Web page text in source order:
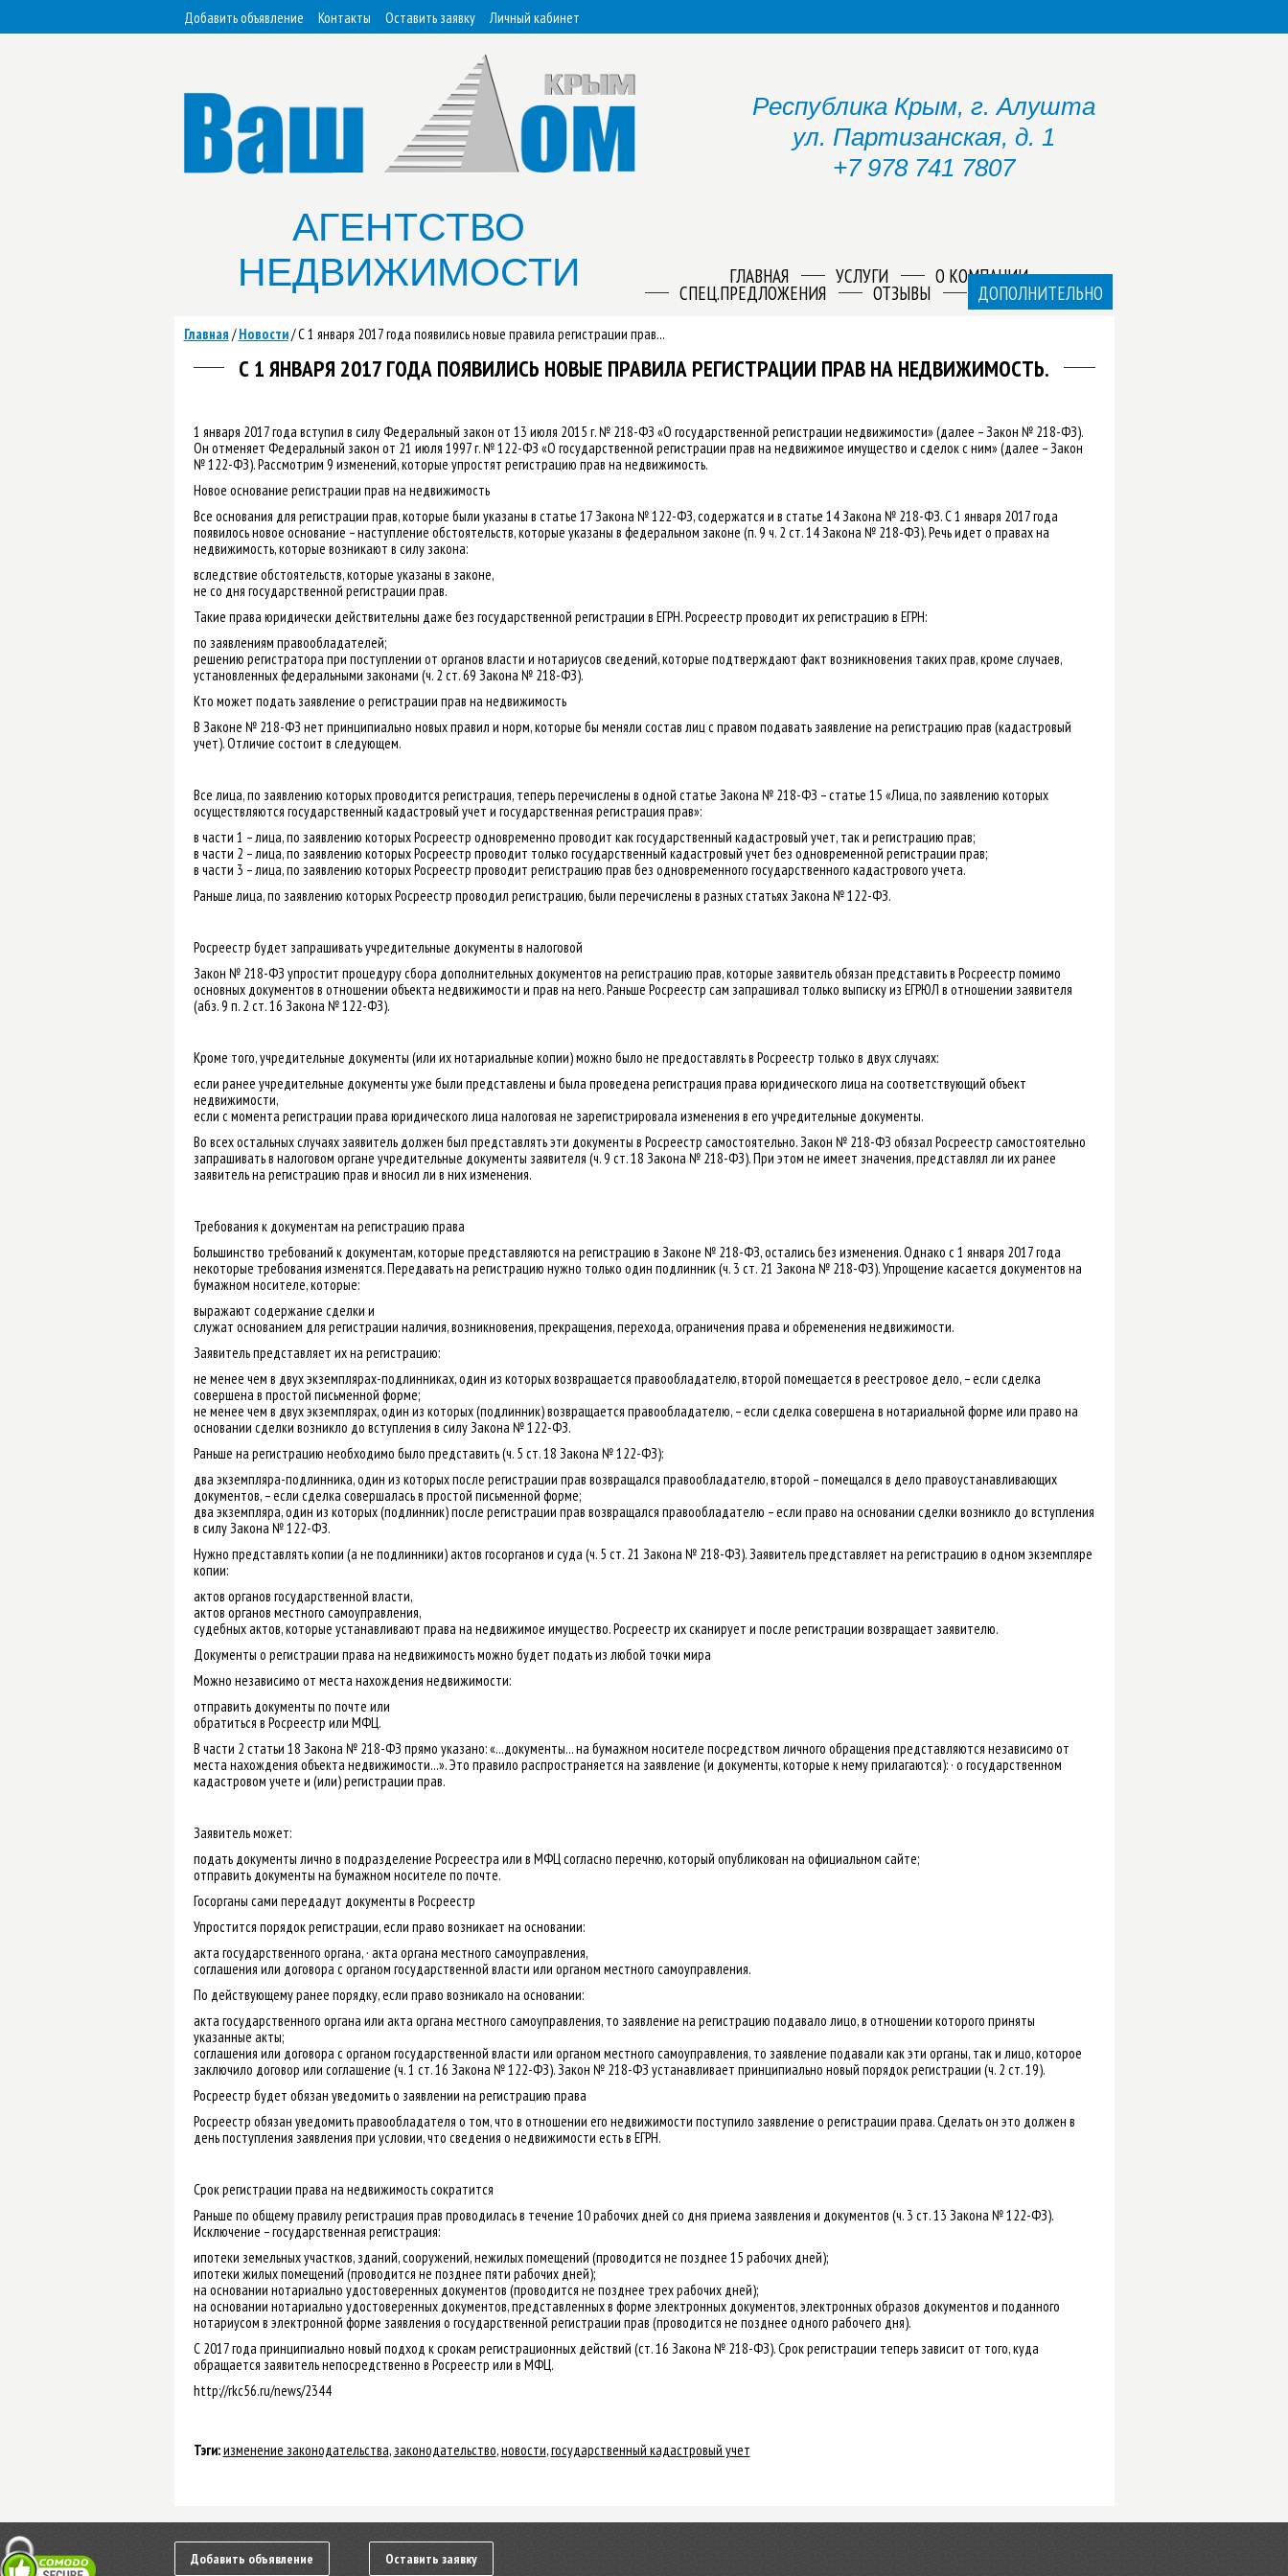
Добавить объявление Контакты Оставить заявку Личный кабинет
АГЕНТСТВО
НЕДВИЖИМОСТИ
Республика Крым, г. Алушта
ул. Партизанская, д. 1
+7 978 741 7807
ГЛАВНАЯ УСЛУГИ О КОМПАНИИ
СПЕЦ.ПРЕДЛОЖЕНИЯ ОТЗЫВЫ ДОПОЛНИТЕЛЬНО
Главная /Новости/С 1 января 2017 года появились новые правила регистрации прав...
С 1 ЯНВАРЯ 2017 ГОДА ПОЯВИЛИСЬ НОВЫЕ ПРАВИЛА РЕГИСТРАЦИИ ПРАВ НА НЕДВИЖИМОСТЬ.
1 января 2017 года вступил в силу Федеральный закон от 13 июля 2015 г. № 218-ФЗ «О государственной регистрации недвижимости» (далее – Закон № 218-ФЗ).
Он отменяет Федеральный закон от 21 июля 1997 г. № 122-ФЗ «О государственной регистрации прав на недвижимое имущество и сделок с ним» (далее – Закон
№ 122-ФЗ). Рассмотрим 9 изменений, которые упростят регистрацию прав на недвижимость.
Новое основание регистрации прав на недвижимость
Все основания для регистрации прав, которые были указаны в статье 17 Закона № 122-ФЗ, содержатся и в статье 14 Закона № 218-ФЗ. С 1 января 2017 года
появилось новое основание – наступление обстоятельств, которые указаны в федеральном законе (п. 9 ч. 2 ст. 14 Закона № 218-ФЗ). Речь идет о правах на
недвижимость, которые возникают в силу закона:
вследствие обстоятельств, которые указаны в законе,
не со дня государственной регистрации прав.
Такие права юридически действительны даже без государственной регистрации в ЕГРН. Росреестр проводит их регистрацию в ЕГРН:
по заявлениям правообладателей;
решению регистратора при поступлении от органов власти и нотариусов сведений, которые подтверждают факт возникновения таких прав, кроме случаев,
установленных федеральными законами (ч. 2 ст. 69 Закона № 218-ФЗ).
Кто может подать заявление о регистрации прав на недвижимость
В Законе № 218-ФЗ нет принципиально новых правил и норм, которые бы меняли состав лиц с правом подавать заявление на регистрацию прав (кадастровый
учет). Отличие состоит в следующем.
Все лица, по заявлению которых проводится регистрация, теперь перечислены в одной статье Закона № 218-ФЗ – статье 15 «Лица, по заявлению которых
осуществляются государственный кадастровый учет и государственная регистрация прав»:
в части 1 – лица, по заявлению которых Росреестр одновременно проводит как государственный кадастровый учет, так и регистрацию прав;
в части 2 – лица, по заявлению которых Росреестр проводит только государственный кадастровый учет без одновременной регистрации прав;
в части 3 – лица, по заявлению которых Росреестр проводит регистрацию прав без одновременного государственного кадастрового учета.
Раньше лица, по заявлению которых Росреестр проводил регистрацию, были перечислены в разных статьях Закона № 122-ФЗ.
Росреестр будет запрашивать учредительные документы в налоговой
Закон № 218-ФЗ упростит процедуру сбора дополнительных документов на регистрацию прав, которые заявитель обязан представить в Росреестр помимо
основных документов в отношении объекта недвижимости и прав на него. Раньше Росреестр сам запрашивал только выписку из ЕГРЮЛ в отношении заявителя
(абз. 9 п. 2 ст. 16 Закона № 122-ФЗ).
Кроме того, учредительные документы (или их нотариальные копии) можно было не предоставлять в Росреестр только в двух случаях:
если ранее учредительные документы уже были представлены и была проведена регистрация права юридического лица на соответствующий объект
недвижимости,
если с момента регистрации права юридического лица налоговая не зарегистрировала изменения в его учредительные документы.
Во всех остальных случаях заявитель должен был представлять эти документы в Росреестр самостоятельно. Закон № 218-ФЗ обязал Росреестр самостоятельно
запрашивать в налоговом органе учредительные документы заявителя (ч. 9 ст. 18 Закона № 218-ФЗ). При этом не имеет значения, представлял ли их ранее
заявитель на регистрацию прав и вносил ли в них изменения.
Требования к документам на регистрацию права
Большинство требований к документам, которые представляются на регистрацию в Законе № 218-ФЗ, остались без изменения. Однако с 1 января 2017 года
некоторые требования изменятся. Передавать на регистрацию нужно только один подлинник (ч. 3 ст. 21 Закона № 218-ФЗ). Упрощение касается документов на
бумажном носителе, которые:
выражают содержание сделки и
служат основанием для регистрации наличия, возникновения, прекращения, перехода, ограничения права и обременения недвижимости.
Заявитель представляет их на регистрацию:
не менее чем в двух экземплярах-подлинниках, один из которых возвращается правообладателю, второй помещается в реестровое дело, – если сделка
совершена в простой письменной форме;
не менее чем в двух экземплярах, один из которых (подлинник) возвращается правообладателю, – если сделка совершена в нотариальной форме или право на
основании сделки возникло до вступления в силу Закона № 122-ФЗ.
Раньше на регистрацию необходимо было представить (ч. 5 ст. 18 Закона № 122-ФЗ):
два экземпляра-подлинника, один из которых после регистрации прав возвращался правообладателю, второй – помещался в дело правоустанавливающих
документов, – если сделка совершалась в простой письменной форме;
два экземпляра, один из которых (подлинник) после регистрации прав возвращался правообладателю – если право на основании сделки возникло до вступления
в силу Закона № 122-ФЗ.
Нужно представлять копии (а не подлинники) актов госорганов и суда (ч. 5 ст. 21 Закона № 218-ФЗ). Заявитель представляет на регистрацию в одном экземпляре
копии:
актов органов государственной власти,
актов органов местного самоуправления,
судебных актов, которые устанавливают права на недвижимое имущество. Росреестр их сканирует и после регистрации возвращает заявителю.
Документы о регистрации права на недвижимость можно будет подать из любой точки мира
Можно независимо от места нахождения недвижимости:
отправить документы по почте или
обратиться в Росреестр или МФЦ.
В части 2 статьи 18 Закона № 218-ФЗ прямо указано: «...документы... на бумажном носителе посредством личного обращения представляются независимо от
места нахождения объекта недвижимости...». Это правило распространяется на заявление (и документы, которые к нему прилагаются): · о государственном
кадастровом учете и (или) регистрации прав.
Заявитель может:
подать документы лично в подразделение Росреестра или в МФЦ согласно перечню, который опубликован на официальном сайте;
отправить документы на бумажном носителе по почте.
Госорганы сами передадут документы в Росреестр
Упростится порядок регистрации, если право возникает на основании:
акта государственного органа, · акта органа местного самоуправления,
соглашения или договора с органом государственной власти или органом местного самоуправления.
По действующему ранее порядку, если право возникало на основании:
акта государственного органа или акта органа местного самоуправления, то заявление на регистрацию подавало лицо, в отношении которого приняты
указанные акты;
соглашения или договора с органом государственной власти или органом местного самоуправления, то заявление подавали как эти органы, так и лицо, которое
заключило договор или соглашение (ч. 1 ст. 16 Закона № 122-ФЗ). Закон № 218-ФЗ устанавливает принципиально новый порядок регистрации (ч. 2 ст. 19).
Росреестр будет обязан уведомить о заявлении на регистрацию права
Росреестр обязан уведомить правообладателя о том, что в отношении его недвижимости поступило заявление о регистрации права. Сделать он это должен в
день поступления заявления при условии, что сведения о недвижимости есть в ЕГРН.
Срок регистрации права на недвижимость сократится
Раньше по общему правилу регистрация прав проводилась в течение 10 рабочих дней со дня приема заявления и документов (ч. 3 ст. 13 Закона № 122-ФЗ).
Исключение – государственная регистрация:
ипотеки земельных участков, зданий, сооружений, нежилых помещений (проводится не позднее 15 рабочих дней);
ипотеки жилых помещений (проводится не позднее пяти рабочих дней);
на основании нотариально удостоверенных документов (проводится не позднее трех рабочих дней);
на основании нотариально удостоверенных документов, представленных в форме электронных документов, электронных образов документов и поданного
нотариусом в электронной форме заявления о государственной регистрации прав (проводится не позднее одного рабочего дня).
С 2017 года принципиально новый подход к срокам регистрационных действий (ст. 16 Закона № 218-ФЗ). Срок регистрации теперь зависит от того, куда
обращается заявитель непосредственно в Росреестр или в МФЦ.
http://rkc56.ru/news/2344
Тэги:изменение законодательства, законодательство,новости,государственный кадастровый учет
Добавить объявление Оставить заявку